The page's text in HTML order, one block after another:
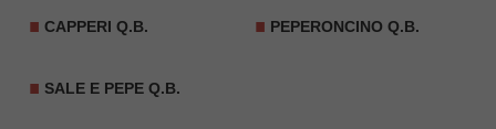
CAPPERI Q.B. PEPERONCINO Q.B.
SALE E PEPE Q.B.